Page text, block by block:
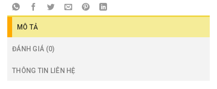
MÔ TẢ
ĐÁNH GIÁ (0)
THÔNG TIN LIÊN HỆ